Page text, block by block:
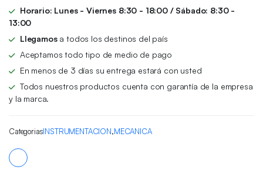
Horario: Lunes - Viernes 8:30 - 18:00 / Sábado: 8:30 -
13:00
Llegamosa todos los destinos del país
Aceptamos todo tipo de medio de pago
En menos de 3 días su entrega estará con usted
Todos nuestros productos cuenta con garantía de la empresa
y la marca.
CategoriasINSTRUMENTACION,MECANICA